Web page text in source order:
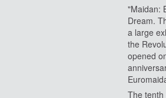
"Maidan:
Dream.
a large
the
opened
The